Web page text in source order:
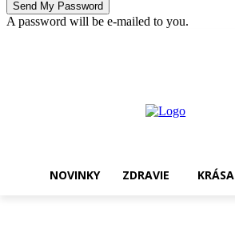
A password will be e-mailed to you.
NOVINKY ZDRAVIE KRÁSA